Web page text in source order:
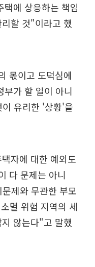
에 상응하는 책임
할 것"이라고 했
몫이고 도덕심에
부가 할 일이 아니
유리한 '상황'을
자에 대한 예외도
다 문제는 아니
제와 무관한 부모
멸 위험 지역의 세
않는다"고 말했